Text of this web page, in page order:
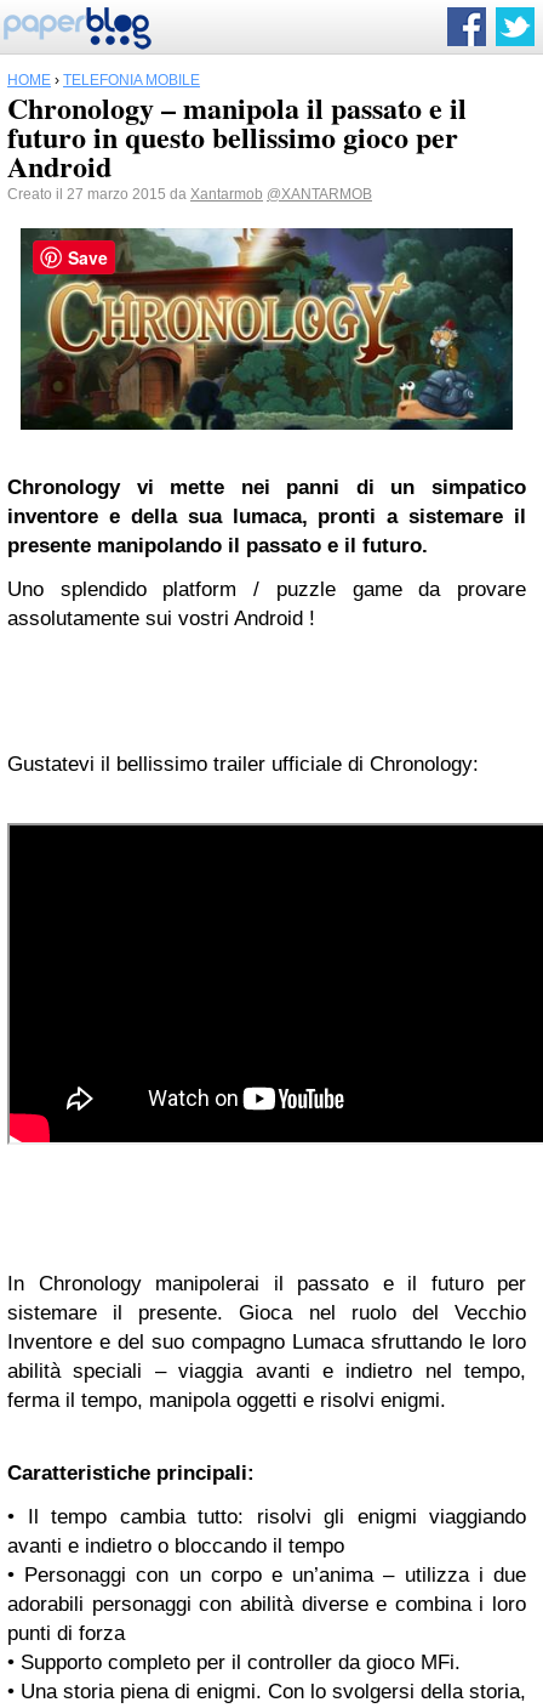
HOME › TELEFONIA MOBILE
Chronology – manipola il passato e il
futuro in questo bellissimo gioco per
Android
Creato il 27 marzo 2015 da Xantarmob @XANTARMOB
Chronology vi mette nei panni di un simpatico
inventore e della sua lumaca, pronti a sistemare il
presente manipolando il passato e il futuro.
Uno splendido platform / puzzle game da provare
assolutamente sui vostri Android !
Gustatevi il bellissimo trailer ufficiale di Chronology:
In Chronology manipolerai il passato e il futuro per
sistemare il presente. Gioca nel ruolo del Vecchio
Inventore e del suo compagno Lumaca sfruttando le loro
abilità speciali – viaggia avanti e indietro nel tempo,
ferma il tempo, manipola oggetti e risolvi enigmi.
Caratteristiche principali:
• Il tempo cambia tutto: risolvi gli enigmi viaggiando
avanti e indietro o bloccando il tempo
• Personaggi con un corpo e un’anima – utilizza i due
adorabili personaggi con abilità diverse e combina i loro
punti di forza
• Supporto completo per il controller da gioco MFi.
• Una storia piena di enigmi. Con lo svolgersi della storia,
Save